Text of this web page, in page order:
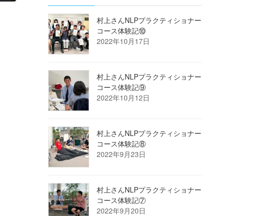
村上さんNLPプラクティショナー
コース体験記⑩
2022年10月17日
村上さんNLPプラクティショナー
コース体験記⑨
2022年10月12日
村上さんNLPプラクティショナー
コース体験記⑧
2022年9月23日
村上さんNLPプラクティショナー
コース体験記⑦
2022年9月20日